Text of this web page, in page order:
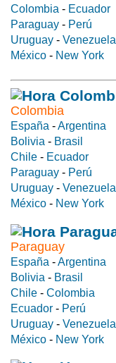
Colombia - Ecuador
Paraguay - Perú
Uruguay - Venezuela
México - New York
Colombia
España -Argentina
Bolivia - Brasil
Chile - Ecuador
Paraguay - Perú
Uruguay - Venezuela
México - New York
Paraguay
España -Argentina
Bolivia - Brasil
Chile - Colombia
Ecuador - Perú
Uruguay - Venezuela
México - New York